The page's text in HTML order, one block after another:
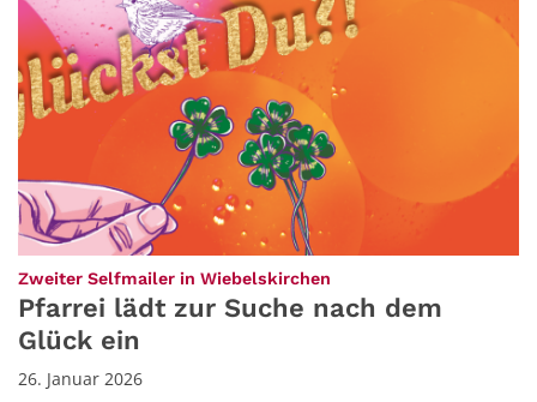
Zweiter Selfmailer in Wiebelskirchen
Pfarrei lädt zur Suche nach dem
Glück ein
26. Januar 2026